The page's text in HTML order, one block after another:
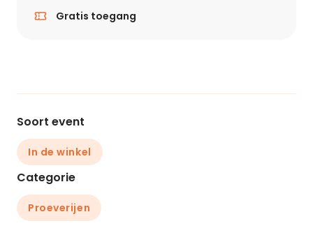
Gratis toegang
Soort event
In de winkel
Categorie
Proeverijen